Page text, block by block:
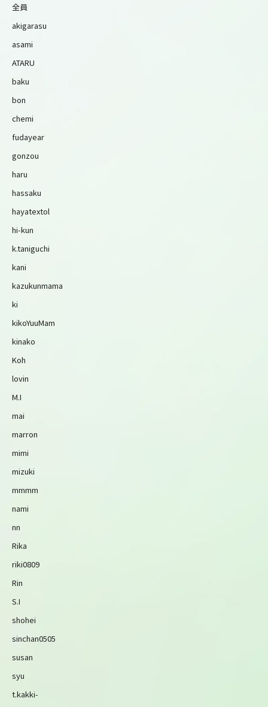
全員
akigarasu
asami
ATARU
baku
bon
chemi
fudayear
gonzou
haru
hassaku
hayatextol
hi-kun
k.taniguchi
kani
kazukunmama
ki
kikoYuuMam
kinako
Koh
lovin
M.I
mai
marron
mimi
mizuki
mmmm
nami
nn
Rika
riki0809
Rin
S.I
shohei
sinchan0505
susan
syu
t.kakki-